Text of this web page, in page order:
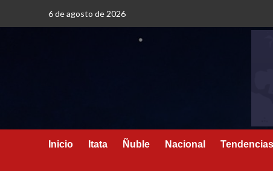
6 de agosto de 2026
Inicio Itata Ñuble Nacional Tendencias